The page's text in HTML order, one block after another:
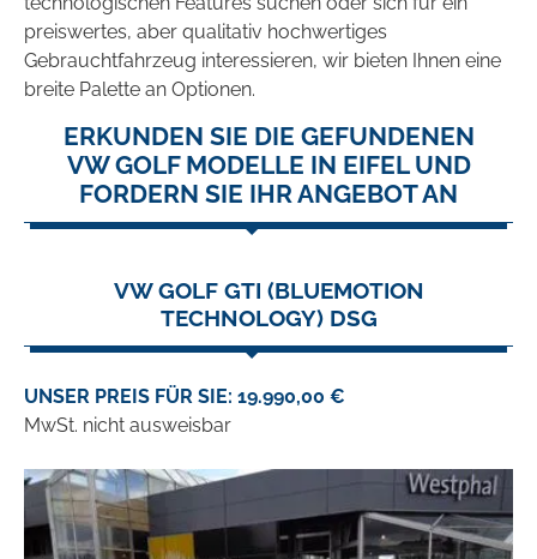
preiswertes, aber qualitativ hochwertiges
Gebrauchtfahrzeug interessieren, wir bieten Ihnen eine
breite Palette an Optionen.
ERKUNDEN SIE DIE GEFUNDENEN
VW GOLF MODELLE IN EIFEL UND
FORDERN SIE IHR ANGEBOT AN
VW GOLF GTI (BLUEMOTION
TECHNOLOGY) DSG
UNSER PREIS FÜR SIE: 19.990,00 €
MwSt. nicht ausweisbar